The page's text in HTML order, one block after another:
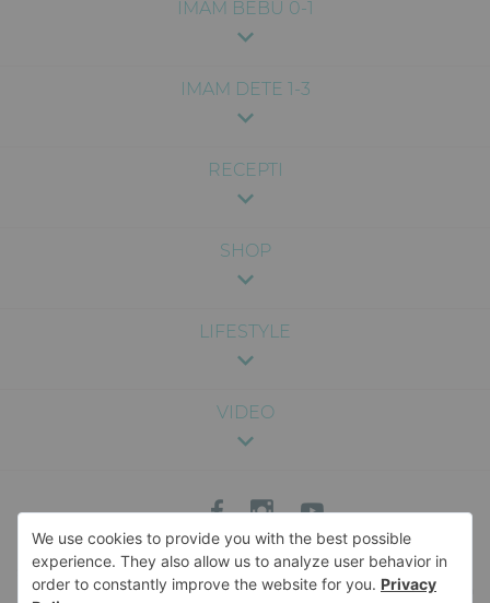
IMAM BEBU 0-1
IMAM DETE 1-3
RECEPTI
SHOP
LIFESTYLE
VIDEO
Sadržaj na ovom sajtu je pružen u svrhu zabave i opšte informacije, i nije
namenjen kao medicinski, pravni ili profesionalni savet. Nismo odgovorni za